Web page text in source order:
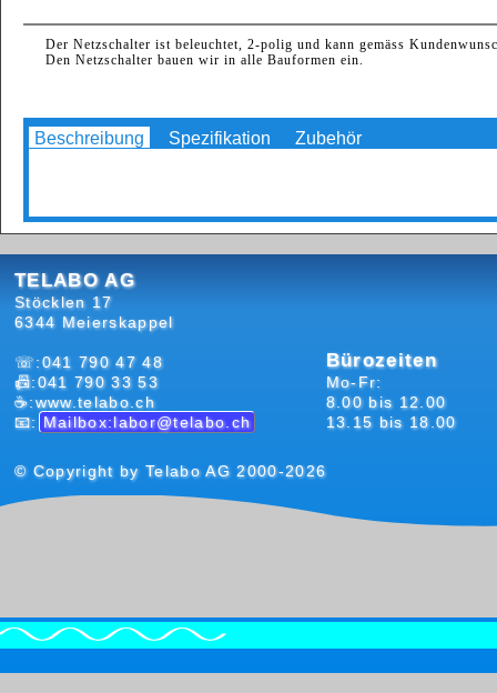
Der Netzschalter ist beleuchtet, 2-polig und kann gemäss
Den Netzschalter bauen wir in alle Bauformen ein.
Beschreibung Spezifikation Zubehör
TELABO AG
Stöcklen 17
6344 Meierskappel
☏:041 790 47 48
📠:041 790 33 53
☕:www.telabo.ch
📧: Mailbox:labor@telabo.ch
Bürozeiten
Mo-Fr:
8.00 bis 12.00
13.15 bis 18.00
© Copyright by Telabo AG 2000-2026